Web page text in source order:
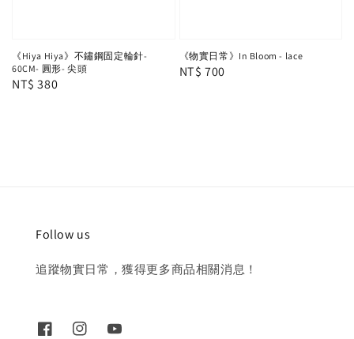
《Hiya Hiya》不鏽鋼固定輪針-
60CM- 圓形- 尖頭
Regular
NT$ 380
《物實日常》In Bloom - lace
Regular
NT$ 700
Follow us
追蹤物實日常，獲得更多商品相關消息！